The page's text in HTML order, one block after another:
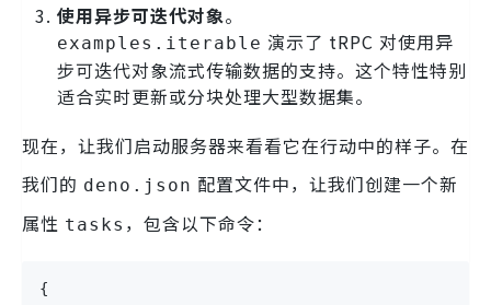
使用异步可迭代对象。
examples.iterable 演示了 tRPC 对使用异
步可迭代对象流式传输数据的支持。这个特性特别
适合实时更新或分块处理大型数据集。
现在，让我们启动服务器来看看它在行动中的样子。在
我们的 deno.json 配置文件中，让我们创建一个新
属性 tasks ，包含以下命令：
{